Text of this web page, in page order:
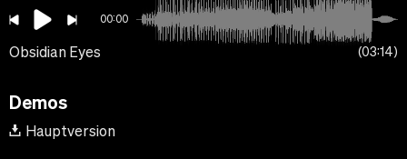
00:00
Obsidian Eyes 03:14
Demos
Hauptversion